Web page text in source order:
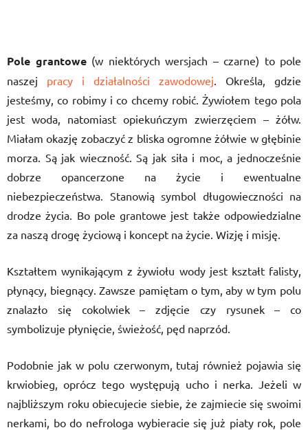
Pole grantowe(w niektórych wersjach – czarne) to pole
naszej pracy i działalności zawodowej. Określa, gdzie
jesteśmy, co robimy i co chcemy robić. Żywiołem tego pola
jest woda, natomiast opiekuńczym zwierzęciem – żółw.
Miałam okazję zobaczyć z bliska ogromne żółwie w głębinie
morza. Są jak wieczność. Są jak siła i moc, a jednocześnie
dobrze opancerzone na życie i ewentualne
niebezpieczeństwa. Stanowią symbol długowieczności na
drodze życia. Bo pole grantowe jest także odpowiedzialne
za naszą drogę życiową i koncept na życie. Wizję i misję.
Kształtem wynikającym z żywiołu wody jest kształt falisty,
płynący, biegnący. Zawsze pamiętam o tym, aby w tym polu
znalazło się cokolwiek – zdjęcie czy rysunek – co
symbolizuje płynięcie, świeżość, pęd naprzód.
Podobnie jak w polu czerwonym, tutaj również pojawia się
krwiobieg, oprócz tego występują ucho i nerka. Jeżeli w
najbliższym roku obiecujecie siebie, że zajmiecie się swoimi
nerkami, bo do nefrologa wybieracie się już piaty rok, pole